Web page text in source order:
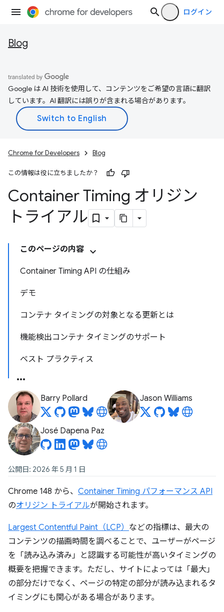
ログイン
Blog
Google は AI 技術を使用して、コンテンツをご希望の言語に翻訳
しています。AI 翻訳には誤りが含まれる場合があります。
Chrome for Developers Blog
この情報は役に立ちましたか？
Container Timing オリジン
トライアル
このページの内容
Container Timing API の仕組み
デモ
コンテナ タイミングの対象となる更新とは
機能検出コンテナ タイミングのサポート
ベスト プラクティス
Barry Pollard Jason Williams
José Dapena Paz
公開日: 2026 年 5 月 1 日
Chrome 148 から、 Container Timing パフォーマンス API
のオリジン トライアルが開始されます。
Largest Contentful Paint（LCP） などの指標は、最大の
コンテンツの描画時間を調べることで、ユーザーがページ
を「読み込み済み」と認識する可能性が高いタイミングの
概要を把握できます。ただし、サイトによっては「最大」
の部分だけでなく、ページの特定の部分が読み込まれるタ
イミングにも関心がある場合があります。